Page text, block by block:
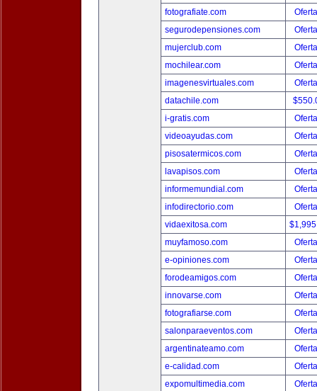
fotografiate.com
segurodepensiones.com
mujerclub.com
mochilear.com
imagenesvirtuales.com
datachile.com
i-gratis.com
videoayudas.com
pisosatermicos.com
lavapisos.com
informemundial.com
infodirectorio.com
vidaexitosa.com
muyfamoso.com
e-opiniones.com
forodeamigos.com
innovarse.com
fotografiarse.com
salonparaeventos.com
argentinateamo.com
e-calidad.com
expomultimedia.com